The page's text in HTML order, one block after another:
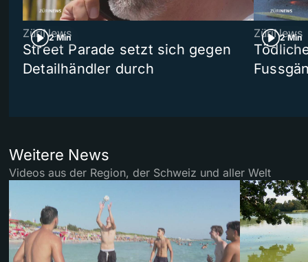
2 Min
ZüriNews
Street Parade setzt sich gegen
Detailhändler durch
2 Min
ZüriNews
Weitere News
Videos aus der Region, der Schweiz und aller Welt